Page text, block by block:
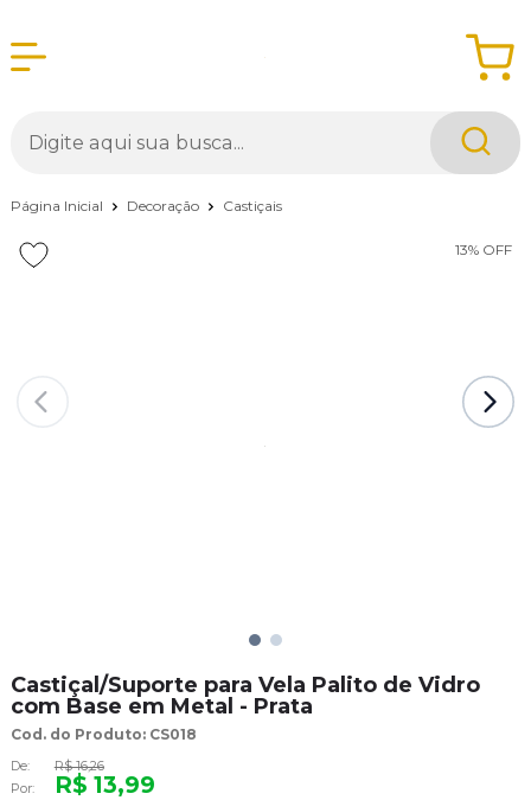
Página Inicial Decoração Castiçais
13% OFF
Castiçal/Suporte para Vela Palito de Vidro
com Base em Metal - Prata
Cod. do Produto: CS018
De:
R$ 16,26
Por:
R$ 13,99